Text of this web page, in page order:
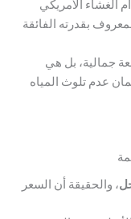
الغشاء الأمريكي
بقدرته الفائقة
جمالية، بل هي
عدم تلوث المياه
، والحقيقة أن السعر